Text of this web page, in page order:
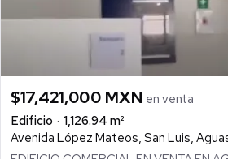
$17,421,000 MXN en venta
Edificio
1,126.94 m²
Avenida López Mateos, San Luis,